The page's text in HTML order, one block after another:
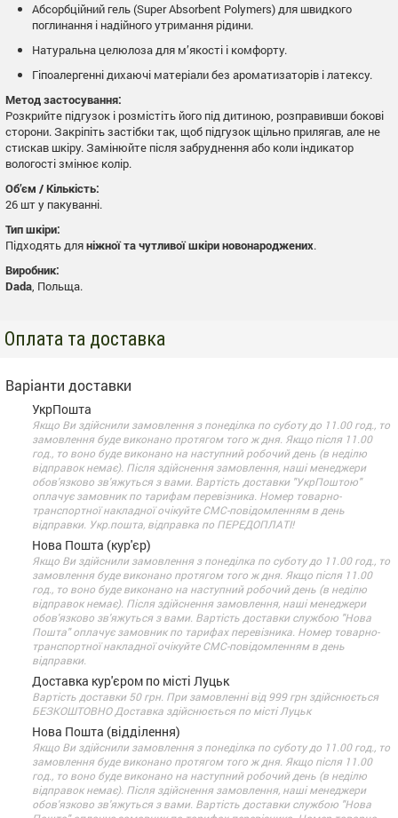
Абсорбційний гель (Super Absorbent Polymers) для швидкого
поглинання і надійного утримання рідини.
Натуральна целюлоза для м’якості і комфорту.
Гіпоалергенні дихаючі матеріали без ароматизаторів і латексу.
Метод застосування:
Розкрийте підгузок і розмістіть його під дитиною, розправивши бокові
сторони. Закріпіть застібки так, щоб підгузок щільно прилягав, але не
стискав шкіру. Замінюйте після забруднення або коли індикатор
вологості змінює колір.
Об’єм / Кількість:
26 шт у пакуванні.
Тип шкіри:
Підходять дляніжної та чутливої шкіри новонароджених.
Виробник:
Dada, Польща.
Оплата та доставка
Варіанти доставки
УкрПошта
Якщо Ви здійснили замовлення з понеділка по суботу до 11.00 год., то
замовлення буде виконано протягом того ж дня. Якщо після 11.00
год., то воно буде виконано на наступний робочий день (в неділю
відправок немає). Після здійснення замовлення, наші менеджери
обов'язково зв'яжуться з вами. Вартість доставки "УкрПоштою"
оплачує замовник по тарифам перевізника. Номер товарно-
транспортної накладної очікуйте СМС-повідомленням в день
відправки. Укр.пошта, відправка по ПЕРЕДОПЛАТІ!
Нова Пошта (кур'єр)
Якщо Ви здійснили замовлення з понеділка по суботу до 11.00 год., то
замовлення буде виконано протягом того ж дня. Якщо після 11.00
год., то воно буде виконано на наступний робочий день (в неділю
відправок немає). Після здійснення замовлення, наші менеджери
обов'язково зв'яжуться з вами. Вартість доставки службою "Нова
Пошта" оплачує замовник по тарифах перевізника. Номер товарно-
транспортної накладної очікуйте СМС-повідомленням в день
відправки.
Доставка кур'єром по місті Луцьк
Вартість доставки 50 грн. При замовленні від 999 грн здійснюється
БЕЗКОШТОВНО Доставка здійснюється по місті Луцьк
Нова Пошта (відділення)
Якщо Ви здійснили замовлення з понеділка по суботу до 11.00 год., то
замовлення буде виконано протягом того ж дня. Якщо після 11.00
год., то воно буде виконано на наступний робочий день (в неділю
відправок немає). Після здійснення замовлення, наші менеджери
обов'язково зв'яжуться з вами. Вартість доставки службою "Нова